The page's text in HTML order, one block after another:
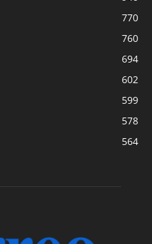
770
760
694
602
599
578
564